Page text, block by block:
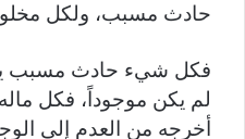
حادث مسبب، ولكل
فكل شيء حادث مسبب
لم يكن موجوداً، فكل
أخرجه من العدم إلى